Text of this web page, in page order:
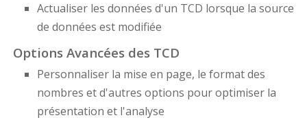
Actualiser les données d'un TCD lorsque la source
de données est modifiée
Options Avancées des TCD
Personnaliser la mise en page, le format des
nombres et d'autres options pour optimiser la
présentation et l'analyse